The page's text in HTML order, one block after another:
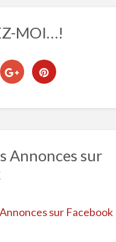
MOI…!
Annonces sur
sur Facebook